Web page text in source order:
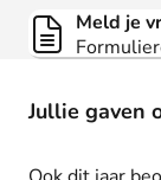
Jullie gaven
Meld je